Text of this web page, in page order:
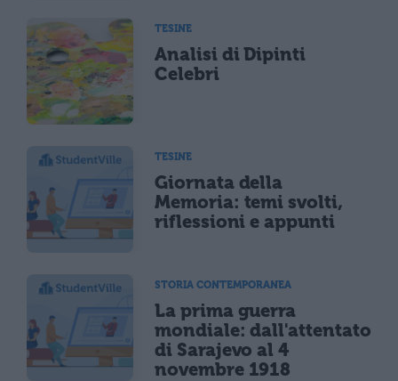
TESINE
Analisi di Dipinti
Celebri
TESINE
Giornata della
Memoria: temi svolti,
riflessioni e appunti
STORIA CONTEMPORANEA
La prima guerra
mondiale: dall'attentato
di Sarajevo al 4
novembre 1918